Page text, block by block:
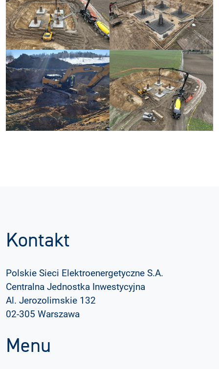
Kontakt
Polskie Sieci Elektroenergetyczne S.A.
Centralna Jednostka Inwestycyjna
Al. Jerozolimskie 132
02-305 Warszawa
Menu